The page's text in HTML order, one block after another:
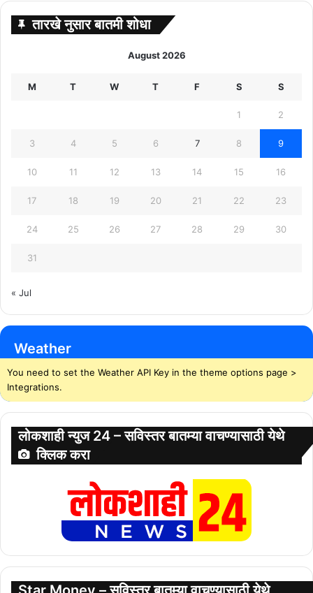
तारखे नुसार बातमी शोधा
August 2026
M T W T F S S
1 2
3 4 5 6 7 8 9
10 11 12 13 14 15 16
17 18 19 20 21 22 23
24 25 26 27 28 29 30
31
« Jul
Weather
You need to set the Weather API Key in the theme options page >
Integrations.
लोकशाही न्युज 24 – सविस्तर बातम्या वाचण्यासाठी येथे
क्लिक करा